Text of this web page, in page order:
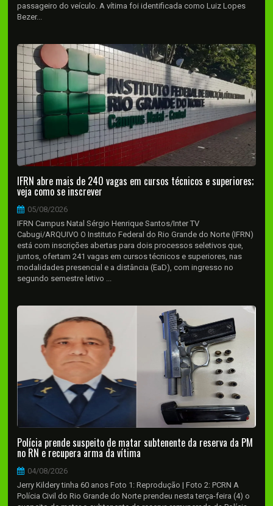
passageiro do veículo. A vítima foi identificada como Luiz Lopes
Bezer...
IFRN abre mais de 240 vagas em cursos técnicos e superiores;
veja como se inscrever
05/08/2026
IFRN Campus Natal Sérgio Henrique Santos/Inter TV
Cabugi/ARQUIVO O Instituto Federal do Rio Grande do Norte (IFRN)
está com inscrições abertas para dois processos seletivos que,
juntos, ofertam 241 vagas em cursos técnicos e superiores, nas
modalidades presencial e a distância (EaD), com ingresso no
segundo semestre letivo ...
Polícia prende suspeito de matar subtenente da reserva da PM
no RN e recupera arma da vítima
04/08/2026
Jerry Kildery tinha 60 anos Foto 1: Reprodução | Foto 2: PCRN A
Polícia Civil do Rio Grande do Norte prendeu nesta terça-feira (4) o